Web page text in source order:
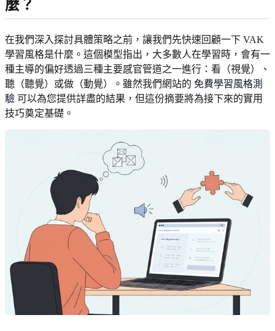
麼？
在我們深入探討具體策略之前，讓我們先快速回顧一下 VAK
學習風格是什麼。這個模型指出，大多數人在學習時，會有一
種主導的偏好透過三種主要感官管道之一進行：看（視覺）、
聽（聽覺）或做（動覺）。雖然我們網站的 免費學習風格測
驗 可以為您提供詳盡的結果，但這份摘要將為接下來的實用
技巧奠定基礎。